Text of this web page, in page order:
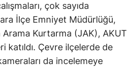
çok sayıda
İlçe Emniyet Müdürlüğü,
Arama Kurtarma (JAK), AKUT
katıldı. Çevre ilçelerde de
da incelemeye